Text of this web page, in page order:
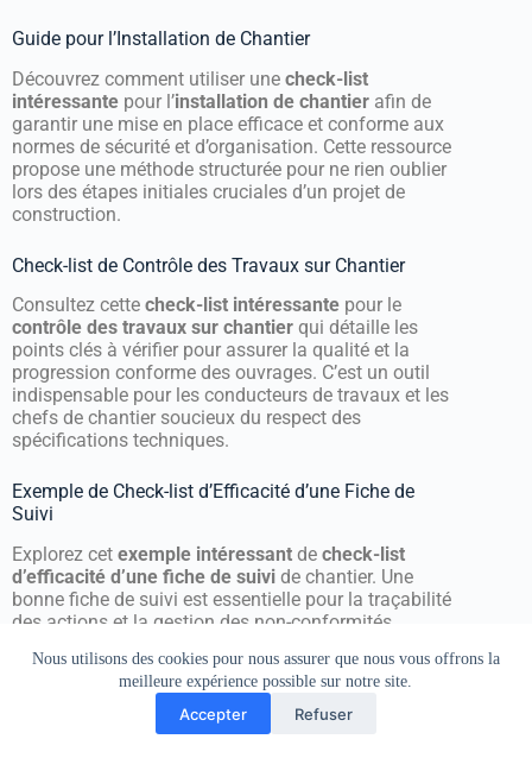
Nous utilisons des cookies pour nous assurer que nous vous offrons la
meilleure expérience possible sur notre site.
Accepter Refuser
Guide pour l’Installation de Chantier
Découvrez comment utiliser une check-list
intéressante pour l’installation de chantier afin de
garantir une mise en place efficace et conforme aux
normes de sécurité et d’organisation. Cette ressource
propose une méthode structurée pour ne rien oublier
lors des étapes initiales cruciales d’un projet de
construction.
Check-list de Contrôle des Travaux sur Chantier
Consultez cette check-list intéressante pour le
contrôle des travaux sur chantier qui détaille les
points clés à vérifier pour assurer la qualité et la
progression conforme des ouvrages. C’est un outil
indispensable pour les conducteurs de travaux et les
chefs de chantier soucieux du respect des
spécifications techniques.
Exemple de Check-list d’Efficacité d’une Fiche de
Suivi
Explorez cet exemple intéressant de check-list
d’efficacité d’une fiche de suivi de chantier. Une
bonne fiche de suivi est essentielle pour la traçabilité
des actions et la gestion des non-conformités,
Fiches de Contrôle BTP : Gros-Œuvre et Finitions
Accédez à une collection defiches de contrôle